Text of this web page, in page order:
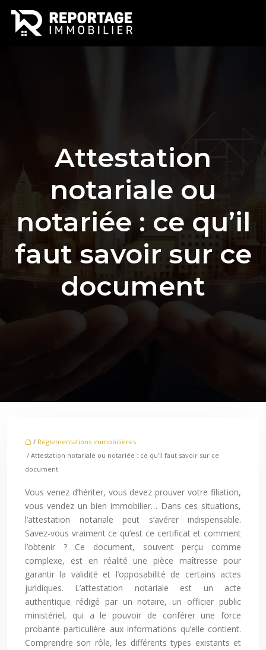
Attestation
notariale ou
notariée : ce qu’il
faut savoir sur ce
document
/ Réglementations immobilières
/ Attestation notariale ou notariée : ce qu’il faut savoir sur ce
document
Vous venez d’hériter, vous devez prouver votre filiation,
vous vendez un bien immobilier… Dans ces situations,
l’attestation notariale peut s’avérer indispensable.
Savez-vous vraiment ce qu’est ce certificat et comment
l’obtenir ? Ce document, souvent perçu comme
complexe, est en réalité une pièce maîtresse pour
garantir la validité et l’opposabilité de certains actes
juridiques. L’attestation notariale est un acte
authentique rédigé par un notaire, un officier public
ministériel, qui a le pouvoir de conférer une force
probante particulière aux informations qu’elle contient.
Comprendre son rôle, les différents types existants et